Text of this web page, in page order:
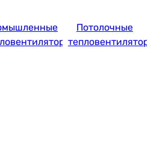
Потолочные
тепловентиляторы